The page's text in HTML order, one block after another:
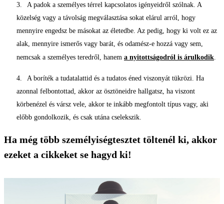
A padok a személyes térrel kapcsolatos igényeidről szólnak. A
közelség vagy a távolság megválasztása sokat elárul arról, hogy
mennyire engedsz be másokat az életedbe. Az pedig, hogy ki volt ez az
alak, mennyire ismerős vagy barát, és odamész-e hozzá vagy sem,
nemcsak a személyes teredről, hanem a nyitottságodról is árulkodik
A boríték a tudatalattid és a tudatos éned viszonyát tükrözi. Ha
azonnal felbontottad, akkor az ösztöneidre hallgatsz, ha viszont
körbenézel és vársz vele, akkor te inkább megfontolt típus vagy, aki
előbb gondolkozik, és csak utána cselekszik.
Ha még több személyiségtesztet töltenél ki, akkor
ezeket a cikkeket se hagyd ki!